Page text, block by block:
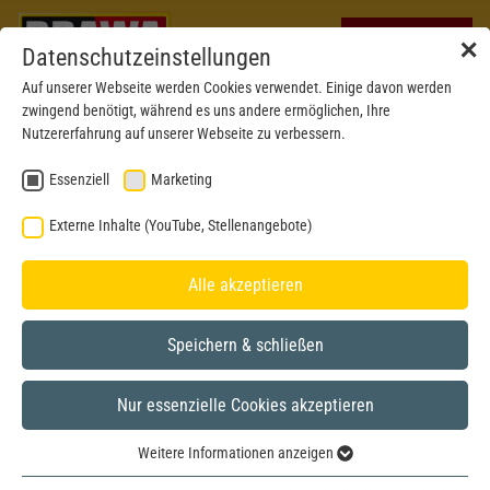
✕
Datenschutzeinstellungen
Auf unserer Webseite werden Cookies verwendet. Einige davon werden
zwingend benötigt, während es uns andere ermöglichen, Ihre
Nutzererfahrung auf unserer Webseite zu verbessern.
Essenziell Marketing
Externe Inhalte (YouTube, Stellenangebote)
Alle akzeptieren
Speichern & schließen
Nur essenzielle Cookies akzeptieren
Weitere Informationen anzeigen